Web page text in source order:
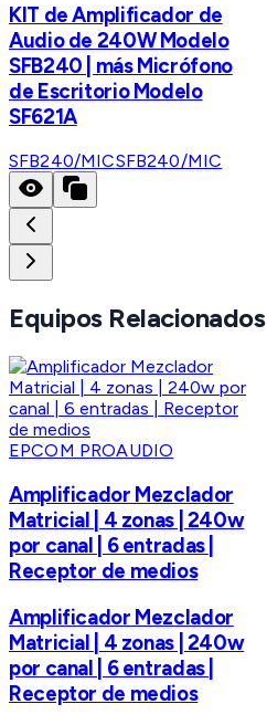
KIT de Amplificador de
Audio de 240W Modelo
SFB240 | más Micrófono
de Escritorio Modelo
SF621A
SFB240/MICSFB240/MIC
Equipos Relacionados
EPCOM PROAUDIO
Amplificador Mezclador
Matricial | 4 zonas | 240w
por canal | 6 entradas |
Receptor de medios
Amplificador Mezclador
Matricial | 4 zonas | 240w
por canal | 6 entradas |
Receptor de medios